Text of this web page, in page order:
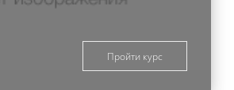
Пройти курс